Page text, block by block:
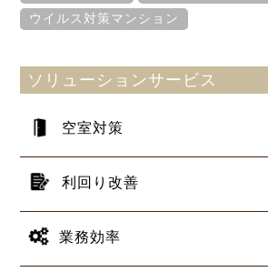
ウイルス対策マンション
ソリューションサービス
空室対策
利回り改善
業務効率